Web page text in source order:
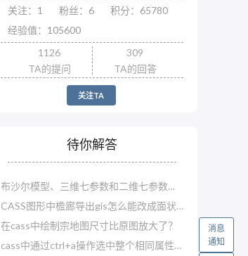
关注：1 粉丝：6
积分：65780
经验值：105600
1126
TA的提问
309
TA的回答
关注TA
待你解答
布沙尔模型、三维七参数和二维七参数哪一种精度高？
CASS图形中檐廊导出gis怎么能改成面状图层？
在cass中绘制宗地图尺寸比原图放大了？
cass中通过ctrl+a操作选中整个相同属性的图形，可以吗
消息
通知